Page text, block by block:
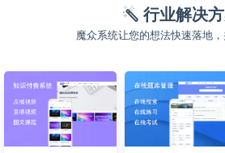
行业解决
魔众系统让您的想法快速落地